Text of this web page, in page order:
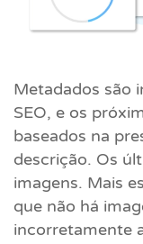
Metadados são
SEO, e os
baseados na
descrição. Os
imagens. Mais
que não há
incorretamente